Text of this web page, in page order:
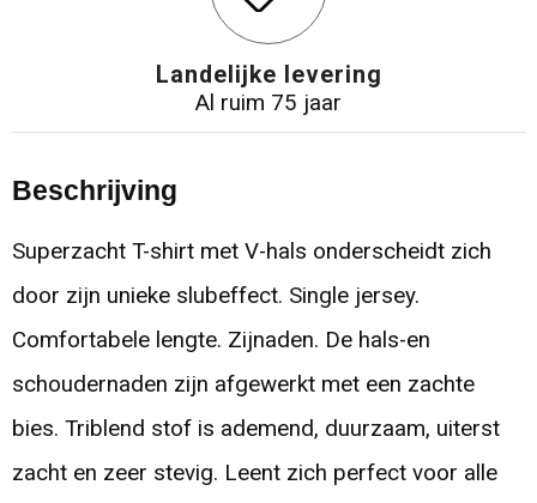
Landelijke levering
Al ruim 75 jaar
Beschrijving
Superzacht T-shirt met V-hals onderscheidt zich
door zijn unieke slubeffect. Single jersey.
Comfortabele lengte. Zijnaden. De hals-en
schoudernaden zijn afgewerkt met een zachte
bies. Triblend stof is ademend, duurzaam, uiterst
zacht en zeer stevig. Leent zich perfect voor alle